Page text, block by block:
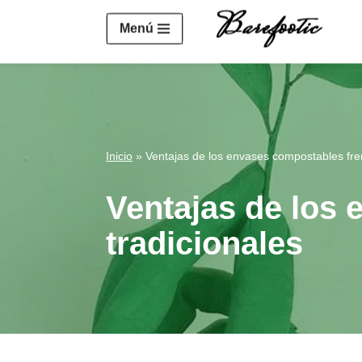
https://salesiq.zohopublic.eu/
Saltar
Menú
Inicio » Ventajas de los envases compostables
Ventajas de los
tradicionales